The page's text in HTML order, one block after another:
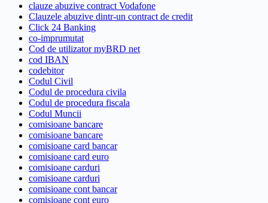
clauze abuzive contract Vodafone
Clauzele abuzive dintr-un contract de credit
Click 24 Banking
co-imprumutat
Cod de utilizator myBRD net
cod IBAN
codebitor
Codul Civil
Codul de procedura civila
Codul de procedura fiscala
Codul Muncii
comisioane bancare
comisioane bancare
comisioane card bancar
comisioane card euro
comisioane carduri
comisioane carduri
comisioane cont bancar
comisioane cont euro